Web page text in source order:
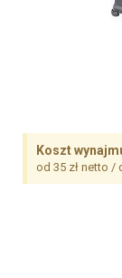
Koszt
od 35 zł netto /